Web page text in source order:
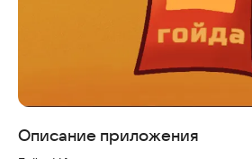
Описание приложения